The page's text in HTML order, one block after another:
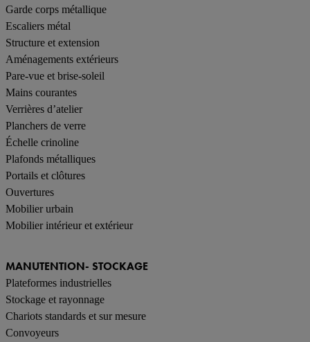
Garde corps métallique
Escaliers métal
Structure et extension
Aménagements extérieurs
Pare-vue et brise-soleil
Mains courantes
Verrières d’atelier
Planchers de verre
Échelle crinoline
Plafonds métalliques
Portails et clôtures
Ouvertures
Mobilier urbain
Mobilier intérieur et extérieur
MANUTENTION- STOCKAGE
Plateformes industrielles
Stockage et rayonnage
Chariots standards et sur mesure
Convoyeurs